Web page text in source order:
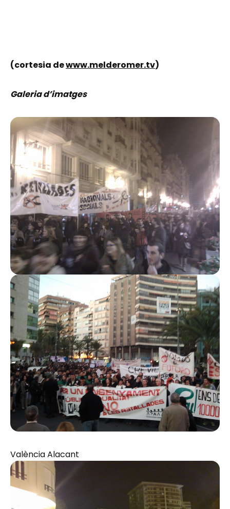
(cortesia dewww.melderomer.tv)
Galeria d’imatges
València Alacant